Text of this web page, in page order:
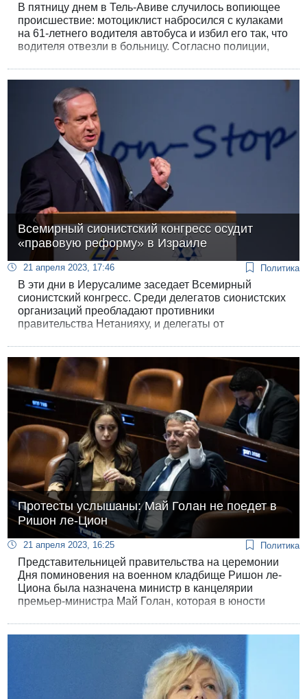
В пятницу днем в Тель-Авиве случилось вопиющее
происшествие: мотоциклист набросился с кулаками
на 61-летнего водителя автобуса и избил его так, что
водителя отвезли в больницу. Согласно полиции,
дороги» между участниками дорожного движения.
Всемирный сионистский конгресс осудит
«правовую реформу» в Израиле
21 апреля 2023, 17:46 Политика
В эти дни в Иерусалиме заседает Всемирный
сионистский конгресс. Среди делегатов сионистских
организаций преобладают противники
правительства Нетанияху, и делегаты от
голосование по нескольким резолюциям,
осуждающим законопроекты «правовой реформы».
В пятницу делегаты устроили обструкцию депутату
Симхе Ротману.
Протесты услышаны: Май Голан не поедет в
Ришон ле-Цион
21 апреля 2023, 16:25 Политика
Представительницей правительства на церемонии
Дня поминовения на военном кладбище Ришон ле-
Циона была назначена министр в канцелярии
премьер-министра Май Голан, которая в юности
не пожелали видеть на церемонии «уклонистку», и
Голан объявила в пятницу, что не поедет в Ришон